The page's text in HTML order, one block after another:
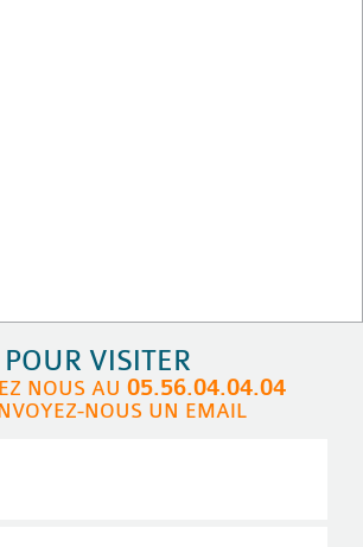
POUR VISITER
NOUS AU 05.56.04.04.04
NOUS UN EMAIL